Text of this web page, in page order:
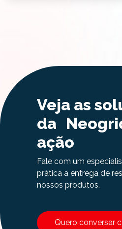
Veja as
da
ação
Fale com um
prática a entrega de
nossos produtos.
Quero conversar